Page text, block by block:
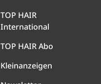
TOP HAIR
International
TOP HAIR Abo
Kleinanzeigen